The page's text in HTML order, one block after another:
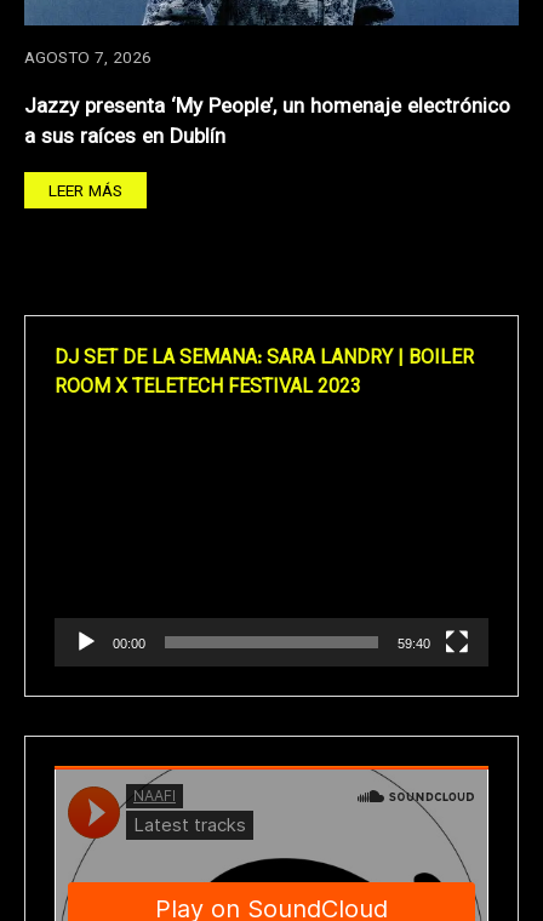
AGOSTO 7, 2026
Jazzy presenta ‘My People’, un homenaje electrónico
a sus raíces en Dublín
LEER MÁS
DJ SET DE LA SEMANA: SARA LANDRY | BOILER
ROOM X TELETECH FESTIVAL 2023
00:00 59:40